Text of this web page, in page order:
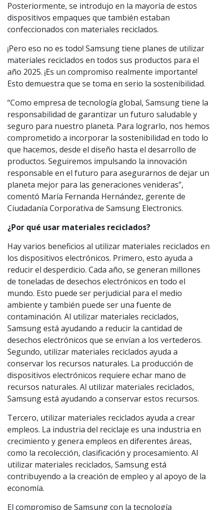
Posteriormente, se introdujo en la mayoría de estos
dispositivos empaques que también estaban
confeccionados con materiales reciclados.
¡Pero eso no es todo! Samsung tiene planes de utilizar
materiales reciclados en todos sus productos para el
año 2025. ¡Es un compromiso realmente importante!
Esto demuestra que se toma en serio la sostenibilidad.
“Como empresa de tecnología global, Samsung tiene la
responsabilidad de garantizar un futuro saludable y
seguro para nuestro planeta. Para lograrlo, nos hemos
comprometido a incorporar la sostenibilidad en todo lo
que hacemos, desde el diseño hasta el desarrollo de
productos. Seguiremos impulsando la innovación
responsable en el futuro para asegurarnos de dejar un
planeta mejor para las generaciones venideras”,
comentó María Fernanda Hernández, gerente de
Ciudadanía Corporativa de Samsung Electronics.
¿Por qué usar materiales reciclados?
Hay varios beneficios al utilizar materiales reciclados en
los dispositivos electrónicos. Primero, esto ayuda a
reducir el desperdicio. Cada año, se generan millones
de toneladas de desechos electrónicos en todo el
mundo. Esto puede ser perjudicial para el medio
ambiente y también puede ser una fuente de
contaminación. Al utilizar materiales reciclados,
Samsung está ayudando a reducir la cantidad de
desechos electrónicos que se envían a los vertederos.
Segundo, utilizar materiales reciclados ayuda a
conservar los recursos naturales. La producción de
dispositivos electrónicos requiere echar mano de
recursos naturales. Al utilizar materiales reciclados,
Samsung está ayudando a conservar estos recursos.
Tercero, utilizar materiales reciclados ayuda a crear
empleos. La industria del reciclaje es una industria en
crecimiento y genera empleos en diferentes áreas,
como la recolección, clasificación y procesamiento. Al
utilizar materiales reciclados, Samsung está
contribuyendo a la creación de empleo y al apoyo de la
economía.
El compromiso de Samsung con la tecnología